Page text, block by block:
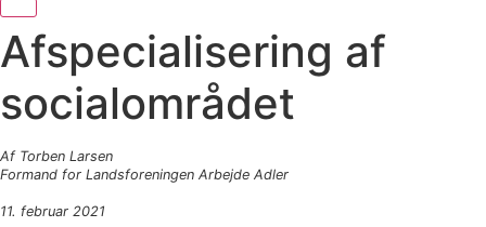
Afspecialisering af
socialområdet
Af Torben Larsen
Formand for Landsforeningen Arbejde Adler
11. februar 2021